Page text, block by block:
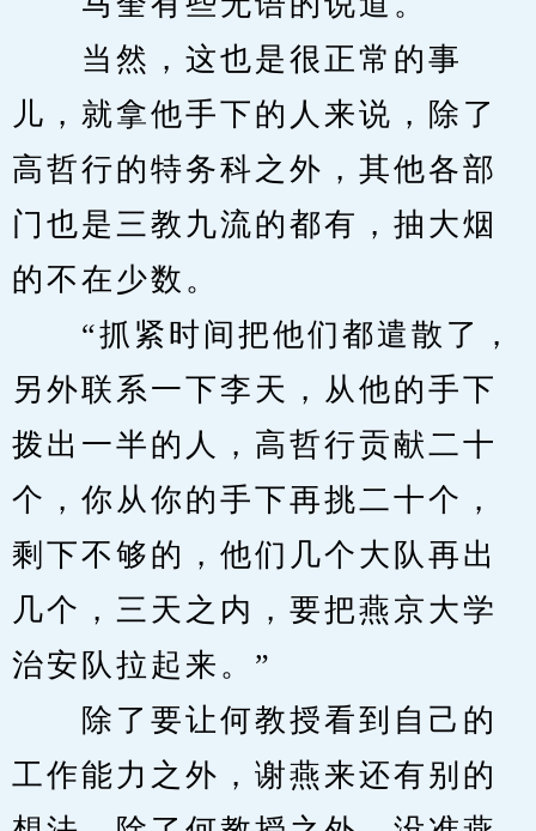
当然，这也是很正常的事
儿，就拿他手下的人来说，除了
高哲行的特务科之外，其他各部
门也是三教九流的都有，抽大烟
的不在少数。
“抓紧时间把他们都遣散了，
另外联系一下李天，从他的手下
拨出一半的人，高哲行贡献二十
个，你从你的手下再挑二十个，
剩下不够的，他们几个大队再出
几个，三天之内，要把燕京大学
治安队拉起来。”
除了要让何教授看到自己的
工作能力之外，谢燕来还有别的